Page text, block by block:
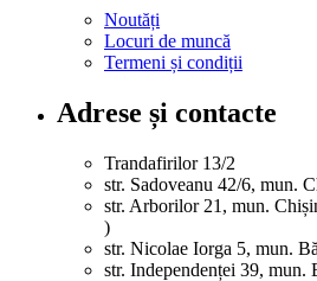
Noutăți
Locuri de muncă
Termeni și condiții
Adrese și contacte
Trandafirilor 13/2
str. Sadoveanu 42/6, mun.
str. Arborilor 21, mun.
)
str. Nicolae Iorga 5, mun.
str. Independenței 39, mun.